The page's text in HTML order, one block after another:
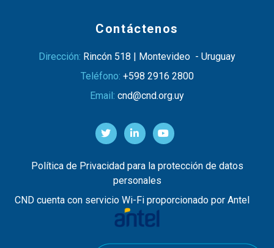
Contáctenos
Dirección: Rincón 518 | Montevideo - Uruguay
Teléfono: +598 2916 2800
Email: cnd@cnd.org.uy
Política de Privacidad para la protección de datos
personales
CND cuenta con servicio Wi-Fi proporcionado por Antel